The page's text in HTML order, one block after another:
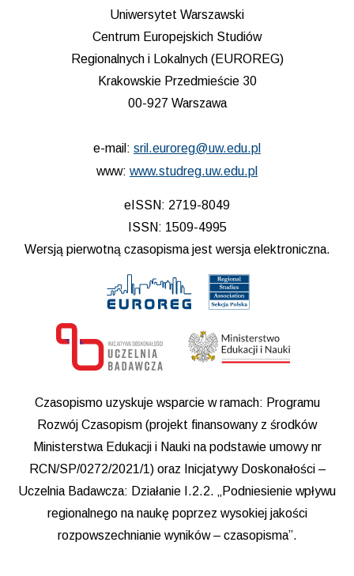
Uniwersytet Warszawski
Centrum Europejskich Studiów
Regionalnych i Lokalnych (EUROREG)
Krakowskie Przedmieście 30
00-927 Warszawa
e-mail: sril.euroreg@uw.edu.pl
www: www.studreg.uw.edu.pl
eISSN: 2719-8049
ISSN: 1509-4995
Wersją pierwotną czasopisma jest wersja elektroniczna.
Czasopismo uzyskuje wsparcie w ramach: Programu
Rozwój Czasopism (projekt finansowany z środków
Ministerstwa Edukacji i Nauki na podstawie umowy nr
RCN/SP/0272/2021/1) oraz Inicjatywy Doskonałości –
Uczelnia Badawcza: Działanie I.2.2. „Podniesienie wpływu
regionalnego na naukę poprzez wysokiej jakości
rozpowszechnianie wyników – czasopisma”.